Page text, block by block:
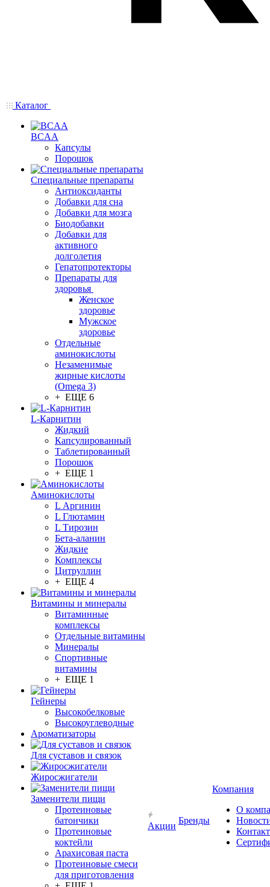
Каталог
BCAA
Капсулы
Порошок
Cпециальные препараты
Антиоксиданты
Добавки для сна
Добавки для мозга
Биодобавки
Добавки для
активного
долголетия
Гепатопротекторы
Препараты для
здоровья
Женское
здоровье
Мужское
здоровье
Отдельные
аминокислоты
Незаменимые
жирные кислоты
(Omega 3)
+ ЕЩЕ 6
L-Карнитин
Жидкий
Капсулированный
Таблетированный
Порошок
+ ЕЩЕ 1
Аминокислоты
L Аргинин
L Глютамин
L Тирозин
Бета-аланин
Жидкие
Комплексы
Цитруллин
+ ЕЩЕ 4
Витамины и минералы
Витаминные
комплексы
Отдельные витамины
Минералы
Спортивные
витамины
+ ЕЩЕ 1
Гейнеры
Высокобелковые
Высокоуглеводные
Ароматизаторы
Для суставов и связок
Жиросжигатели
Заменители пищи
Протеиновые
батончики
Протеиновые
коктейли
Арахисовая паста
Протеиновые смеси
для приготовления
Акции
Бренды
Компания
О